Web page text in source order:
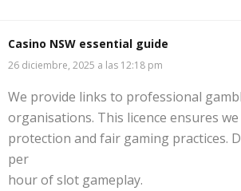
Casino NSW essential guide
26 diciembre, 2025 a las 12:18 pm
We provide links to professional
organisations. This licence ensures
protection and fair gaming practices.
per
hour of slot gameplay.